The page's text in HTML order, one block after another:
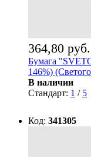
364,80 руб.
Бумага
146%)
В наличии
Стандарт: 1 / 5
Код: 341305